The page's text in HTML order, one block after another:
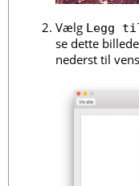
Vælg Legg
se dette
nederst til